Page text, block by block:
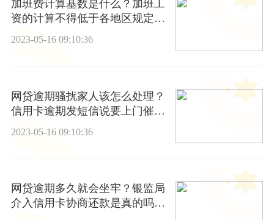
加班费计算基数是什么？加班工
资的计算不得低于各地区规定的
最低工资标准
2023-05-16 09:10:36
网贷逾期骚扰家人该怎么处理？
信用卡逾期发短信说要上门催收
2023-05-16 09:10:36
网贷逾期多久就会坐牢？银监局
介入信用卡协商还款是真的吗？